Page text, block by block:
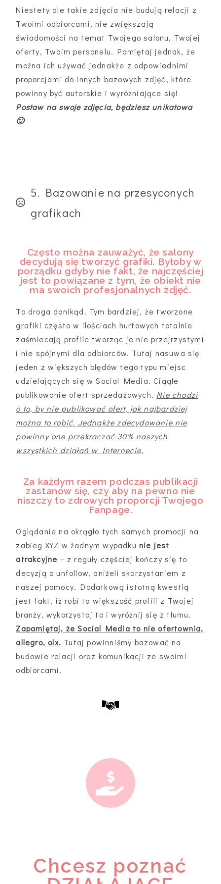
Niestety ale takie zdjęcia nie budują relacji z
Twoimi odbiorcami, nie zwiększają
świadomości na temat Twojego salonu, Twojej
oferty, Twoim personelu. Pamiętaj jednak, że
można ich używać jednakże z odpowiednimi
proporcjami do innych bazowych zdjęć, które
powinny być autorskie i wyróżniające się!
Postaw na swoje zdjęcia, będziesz unikatowa
🙂
5. Bazowanie na przesyconych
grafikach
Często można zauważyć, że salony
decydują się tworzyć grafiki. Byłoby w
porządku gdyby nie fakt, że najczęściej
jest to powiązane z tym, że obiekt nie
ma swoich profesjonalnych zdjęć.
To droga donikąd. Tym bardziej, że tworzone
grafiki często w ilościach hurtowych totalnie
zaśmiecają profile tworząc je nie przejrzystymi
i nie spójnymi dla odbiorców. Tutaj nasuwa się
jeden z większych błędów tego typu miejsc
udzielających się w Social Media. Ciągłe
publikowanie ofert sprzedażowych. Nie chodzi
o to, by nie publikować ofert, jak najbardziej
można to robić. Jednakże zdecydowanie nie
powinny one przekraczać 30% naszych
wszystkich działań w Internecie.
Za każdym razem podczas publikacji
zastanów się, czy aby na pewno nie
niszczy to zdrowych proporcji Twojego
Fanpage.
Oglądanie na okrągło tych samych promocji na
zabieg XYZ w żadnym wypadkunie jest
atrakcyjne – z reguły częściej kończy się to
decyzją o unfollow, aniżeli skorzystaniem z
naszej pomocy. Dodatkową istotną kwestią
jest fakt, iż robi to większość profili z Twojej
branży, wykorzystaj to i wyróżnij się z tłumu.
Zapamiętaj, że Social Media to nie ofertownia,
allegro, olx. Tutaj powinniśmy bazować na
budowie relacji oraz komunikacji ze swoimi
odbiorcami.
Chcesz poznać